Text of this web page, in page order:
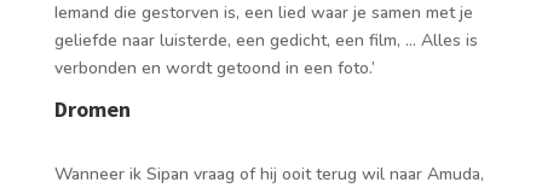
Iemand die gestorven is, een lied waar je samen met je
geliefde naar luisterde, een gedicht, een film, … Alles is
verbonden en wordt getoond in een foto.’
Dromen
Wanneer ik Sipan vraag of hij ooit terug wil naar Amuda,